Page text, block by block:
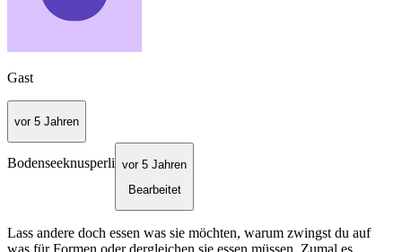
Gast
vor 5 Jahren
Bodenseeknusperli vor 5 Jahren
Bearbeitet
Lass andere doch essen was sie möchten, warum zwingst du auf